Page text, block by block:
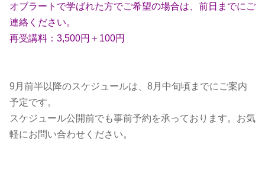
オブラートで学ばれた方でご希望の場合は、前日までにご
連絡ください。
再受講料：3,500円＋100円
9月前半以降のスケジュールは、8月中旬頃までにご案内
予定です。
スケジュール公開前でも事前予約を承っております。お気
軽にお問い合わせください。